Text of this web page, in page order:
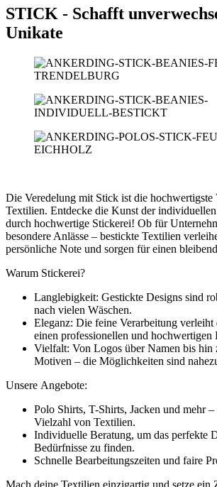
STICK - Schafft
Unikate
Die Veredelung mit Stick ist die hochwertigste
Textilien. Entdecke die Kunst der
durch hochwertige Stickerei! Ob für
besondere Anlässe – bestickte Textilien
persönliche Note und sorgen für einen
Warum Stickerei?
Langlebigkeit: Gestickte Designs sind
nach vielen Wäschen.
Eleganz: Die feine Verarbeitung verleiht
einen professionellen und hochwertigen
Vielfalt: Von Logos über Namen bis hin
Motiven – die Möglichkeiten sind
Unsere Angebote:
Polo Shirts, T-Shirts, Jacken und mehr
Vielzahl von Textilien.
Individuelle Beratung, um das perfekte
Bedürfnisse zu finden.
Schnelle Bearbeitungszeiten und faire
Mach deine Textilien einzigartig und setze ein